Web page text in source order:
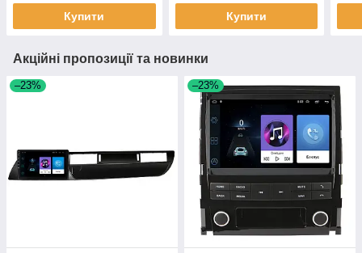
Купити Купити
Акційні пропозиції та новинки
–23% –23%